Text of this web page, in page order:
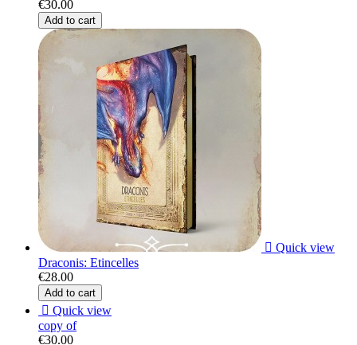
€30.00
Add to cart
 Quick view
Draconis: Etincelles
€28.00
Add to cart
 Quick view
copy of
€30.00